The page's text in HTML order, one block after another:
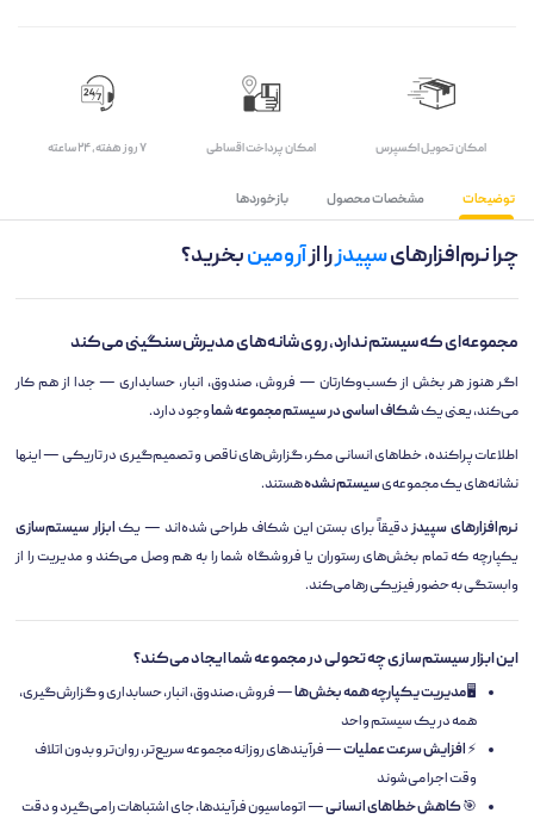
اﻣﮑﺎن ﺗﺤﻮﯾﻞ اﮐﺴﭙﺮس امکان پرداخت اقساطی ۷ روز ﻫﻔﺘﻪ، ۲۴ ﺳﺎﻋﺘﻪ
توضیحات مشخصات محصول بازخوردها
چرا نرم‌افزارهایسپیدزرا ازآرومینبخرید؟
مجموعه‌ای که سیستم ندارد، روی شانه‌های مدیرش سنگینی می‌کند
اگر هنوز هر بخش از کسب‌وکارتان — فروش، صندوق، انبار، حسابداری — جدا از هم کار
می‌کند، یعنی یکشکاف اساسی در سیستم مجموعه شماوجود دارد.
اطلاعات پراکنده، خطاهای انسانی مکر، گزارش‌های ناقص و تصمیم‌گیری در تاریکی — اینها
نشانه‌های یک مجموعه‌یسیستم‌نشدههستند.
نرم‌افزارهای سپیدزدقیقاً برای بستن این شکاف طراحی شده‌اند — یکابزار سیستم‌سازی
یکپارچه که تمام بخش‌های رستوران یا فروشگاه شما را به هم وصل می‌کند و مدیریت را از
وابستگی به حضور فیزیکی رها می‌کند.
این ابزار سیستم‌سازی چه تحولی در مجموعه شما ایجاد می‌کند؟
🖥️مدیریت یکپارچه همه بخش‌ها— فروش، صندوق، انبار، حسابداری و گزارش‌گیری،
همه در یک سیستم واحد
⚡افزایش سرعت عملیات— فرآیندهای روزانه مجموعه سریع‌تر، روان‌تر و بدون اتلاف
وقت اجرا می‌شوند
🎯کاهش خطاهای انسانی— اتوماسیون فرآیندها، جای اشتباهات را می‌گیرد و دقت